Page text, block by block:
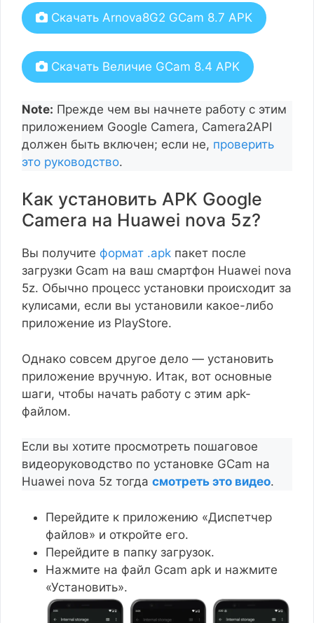
Скачать Arnova8G2 GCam 8.7 APK
Скачать Величие GCam 8.4 APK
Note: Прежде чем вы начнете работу с этим
приложением Google Camera, Camera2API
должен быть включен; если не, проверить
это руководство.
Как установить APK Google
Camera на Huawei nova 5z?
Вы получите формат .apk пакет после
загрузки Gcam на ваш смартфон Huawei nova
5z. Обычно процесс установки происходит за
кулисами, если вы установили какое-либо
приложение из PlayStore.
Однако совсем другое дело — установить
приложение вручную. Итак, вот основные
шаги, чтобы начать работу с этим apk-
файлом.
Если вы хотите просмотреть пошаговое
видеоруководство по установке GCam на
Huawei nova 5z тогда смотреть это видео.
Перейдите к приложению «Диспетчер
файлов» и откройте его.
Перейдите в папку загрузок.
Нажмите на файл Gcam apk и нажмите
«Установить».